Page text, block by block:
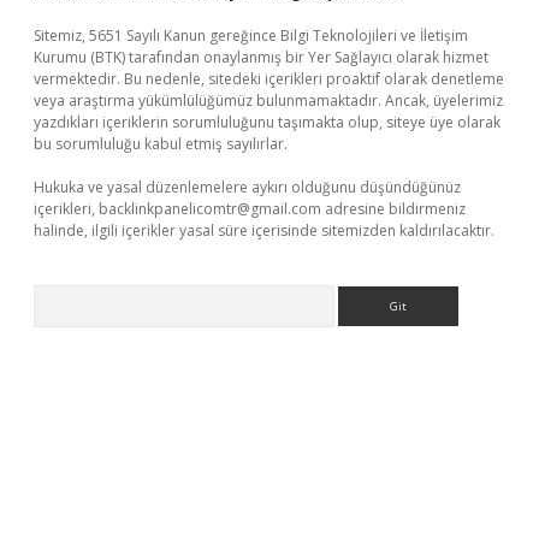
Sitemiz, 5651 Sayılı Kanun gereğince Bilgi Teknolojileri ve İletişim
Kurumu (BTK) tarafından onaylanmış bir Yer Sağlayıcı olarak hizmet
vermektedir. Bu nedenle, sitedeki içerikleri proaktif olarak denetleme
veya araştırma yükümlülüğümüz bulunmamaktadır. Ancak, üyelerimiz
yazdıkları içeriklerin sorumluluğunu taşımakta olup, siteye üye olarak
bu sorumluluğu kabul etmiş sayılırlar.
Hukuka ve yasal düzenlemelere aykırı olduğunu düşündüğünüz
içerikleri, backlinkpanelicomtr@gmail.com adresine bildirmeniz
halinde, ilgili içerikler yasal süre içerisinde sitemizden kaldırılacaktır.